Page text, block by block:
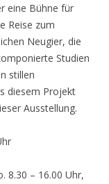
eine Bühne für
Reise zum
Neugier, die
Studien
stillen
diesem Projekt
Ausstellung.
8.30 – 16.00 Uhr,